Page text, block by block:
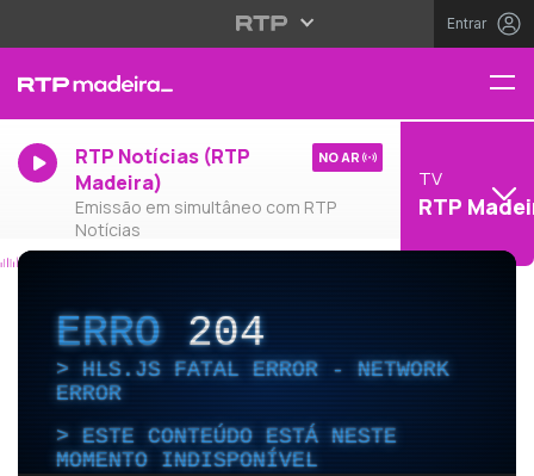
Entrar
RTP Notícias (RTP
Madeira)
Emissão em simultâneo com RTP
Notícias
NO AR
TV
RTP
ERRO204
HLS.JS FATAL ERROR - NETWORK
ERROR
ESTE CONTEÚDO ESTÁ NESTE
MOMENTO INDISPONÍVEL